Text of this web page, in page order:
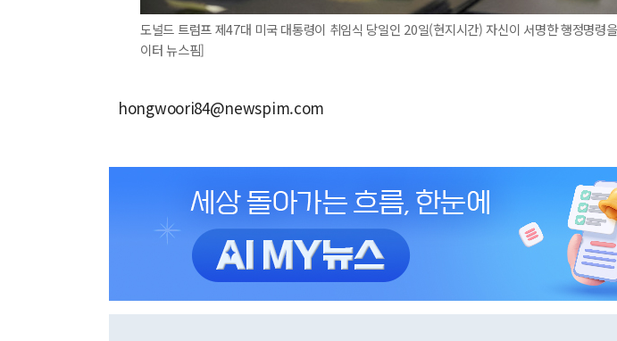
도널드 트럼프 제47대 미국 대통령이 취임식 당일인 20일(현지시간) 자신이 서명한 행정명령
이터 뉴스핌]
hongwoori84@newspim.com